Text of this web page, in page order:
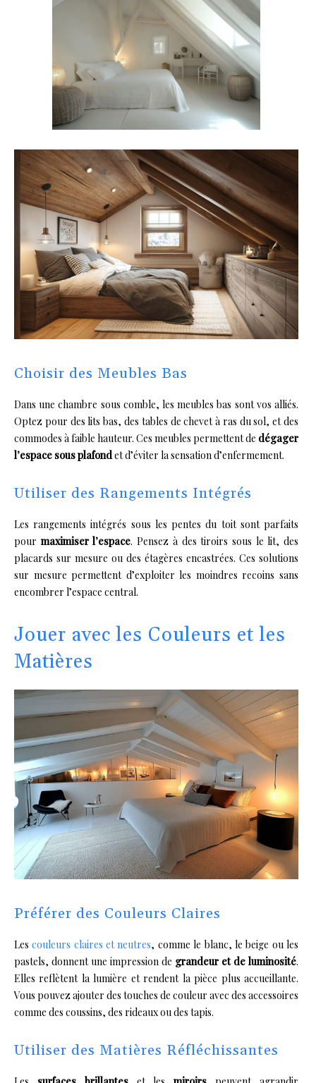
Choisir des Meubles Bas
Dans une chambre sous comble, les meubles bas sont vos alliés.
Optez pour des lits bas, des tables de chevet à ras du sol, et des
commodes à faible hauteur. Ces meubles permettent de dégager
l’espace sous plafondet d’éviter la sensation d’enfermement.
Utiliser des Rangements Intégrés
Les rangements intégrés sous les pentes du toit sont parfaits
pour maximiser l’espace. Pensez à des tiroirs sous le lit, des
placards sur mesure ou des étagères encastrées. Ces solutions
sur mesure permettent d’exploiter les moindres recoins sans
encombrer l’espace central.
Jouer avec les Couleurs et les
Matières
Préférer des Couleurs Claires
Lescouleurs claires et neutres, comme le blanc, le beige ou les
pastels, donnent une impression de grandeur et de luminosité.
Elles reflètent la lumière et rendent la pièce plus accueillante.
Vous pouvez ajouter des touches de couleur avec des accessoires
comme des coussins, des rideaux ou des tapis.
Utiliser des Matières Réfléchissantes